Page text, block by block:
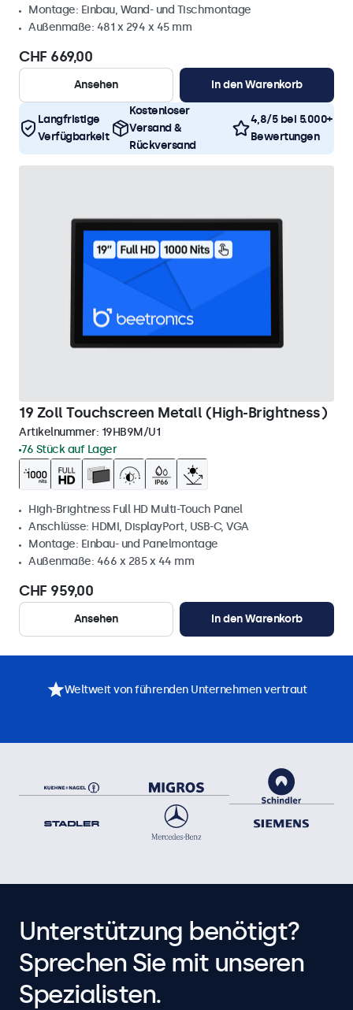
Montage: Einbau, Wand- und Tischmontage
Außenmaße: 481 x 294 x 45 mm
CHF 669,00
Ansehen In den Warenkorb
Langfristige
Verfügbarkeit
Kostenloser
Versand &
Rückversand
4,8/5 bei 5.000+
Bewertungen
19 Zoll Touchscreen Metall (High-Brightness)
Artikelnummer: 19HB9M/U1
76 Stück auf Lager
High-Brightness Full HD Multi-Touch Panel
Anschlüsse: HDMI, DisplayPort, USB-C, VGA
Montage: Einbau- und Panelmontage
Außenmaße: 466 x 285 x 44 mm
CHF 959,00
Ansehen In den Warenkorb
Weltweit von führenden Unternehmen vertraut
Unterstützung benötigt?
Sprechen Sie mit unseren
Spezialisten.